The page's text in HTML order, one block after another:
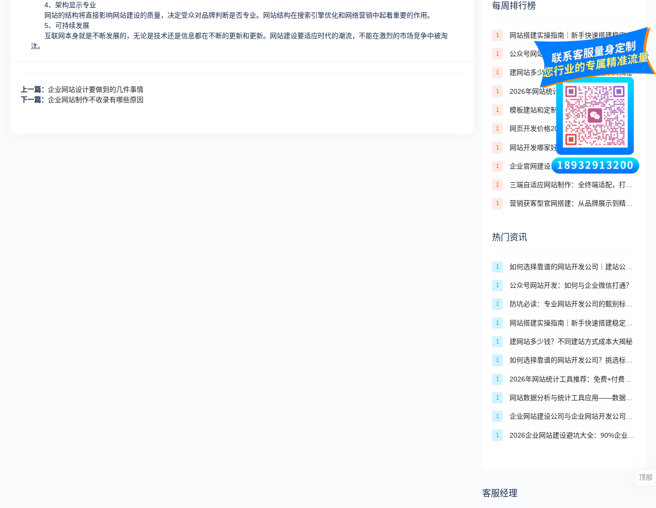
每周排行榜
1 网站搭建实操指南｜新手快速搭建稳定合规网站的完整步骤
1 公众号网站开发：如何与企业微信打通？
1 建网站多少钱？不同建站方式成本大揭秘
1
1
1
1 网站开发哪家好？定制开发服务商筛选避坑攻略
1 企业官网建设全维度解析：品牌赋能、形象塑造与商业价值落地
1
1 营销获客型官网搭建：从品牌展示到精准转化，打造企业私域获客闭环
热门资讯
1
1 公众号网站开发：如何与企业微信打通？
1 防坑必读：专业网站开发公司的甄别标准与合作流程
1
1 建网站多少钱？不同建站方式成本大揭秘
1 如何选择靠谱的网站开发公司？挑选标准与避坑指南
1
1
1 企业网站建设公司与企业网站开发公司的区别，企业该如何抉择？
1
客服经理
4、架构显示专业
网站的结构将直接影响网站建设的质量，决定受众对品牌判断是否专业。网站结构在搜索引擎优化和网络营销中起着重要的作用。
5、可持续发展
互联网本身就是不断发展的，无论是技术还是信息都在不断的更新和更新。网站建设要适应时代的潮流，不能在激烈的市场竞争中被淘
汰。
上一篇： 企业网站设计要做到的几件事情
下一篇： 企业网站制作不收录有哪些原因
顶部